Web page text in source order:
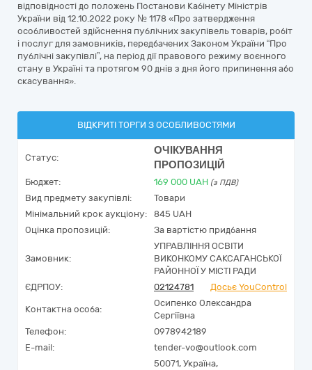
відповідності до положень Постанови Кабінету Міністрів
України від 12.10.2022 року № 1178 «Про затвердження
особливостей здійснення публічних закупівель товарів, робіт
і послуг для замовників, передбачених Законом України “Про
публічні закупівлі”, на період дії правового режиму воєнного
стану в Україні та протягом 90 днів з дня його припинення або
скасування».
ВІДКРИТІ ТОРГИ З ОСОБЛИВОСТЯМИ
Статус:
ОЧІКУВАННЯ
ПРОПОЗИЦІЙ
Бюджет: 169 000 UAH (з ПДВ)
Вид предмету закупівлі:
Товари
Мінімальний крок аукціону:
845 UAH
Оцінка пропозицій:
За вартістю придбання
Замовник:
УПРАВЛІННЯ ОСВІТИ
ВИКОНКОМУ САКСАГАНСЬКОЇ
РАЙОННОЇ У МІСТІ РАДИ
ЄДРПОУ:
02124781 Досьє YouControl
Контактна особа:
Осипенко Олександра
Сергіївна
Телефон:
0978942189
E-mail:
tender-vo@outlook.com
50071, Україна,